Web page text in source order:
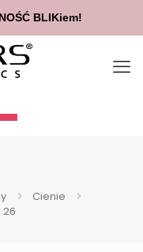
Cienie
26
BLIKiem!